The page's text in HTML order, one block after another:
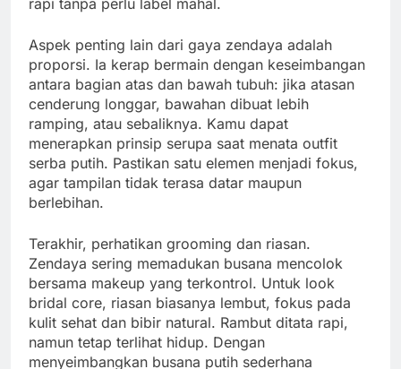
Aspek penting lain dari gaya zendaya adalah
proporsi. Ia kerap bermain dengan keseimbangan
antara bagian atas dan bawah tubuh: jika atasan
cenderung longgar, bawahan dibuat lebih
ramping, atau sebaliknya. Kamu dapat
menerapkan prinsip serupa saat menata outfit
serba putih. Pastikan satu elemen menjadi fokus,
agar tampilan tidak terasa datar maupun
berlebihan.
Terakhir, perhatikan grooming dan riasan.
Zendaya sering memadukan busana mencolok
bersama makeup yang terkontrol. Untuk look
bridal core, riasan biasanya lembut, fokus pada
kulit sehat dan bibir natural. Rambut ditata rapi,
namun tetap terlihat hidup. Dengan
menyeimbangkan busana putih sederhana